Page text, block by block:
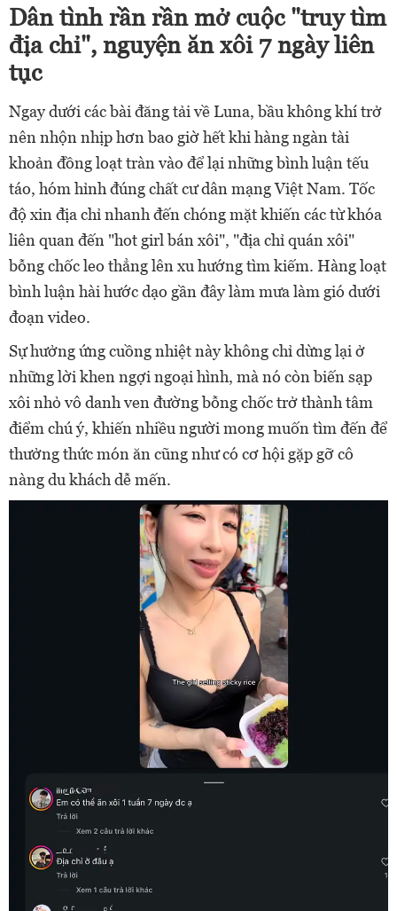
Dân tình rần rần mở cuộc "truy tìm
địa chỉ", nguyện ăn xôi 7 ngày liên
tục
Ngay dưới các bài đăng tải về Luna, bầu không khí trở
nên nhộn nhịp hơn bao giờ hết khi hàng ngàn tài
khoản đồng loạt tràn vào để lại những bình luận tếu
táo, hóm hỉnh đúng chất cư dân mạng Việt Nam. Tốc
độ xin địa chỉ nhanh đến chóng mặt khiến các từ khóa
liên quan đến "hot girl bán xôi", "địa chỉ quán xôi"
bỗng chốc leo thẳng lên xu hướng tìm kiếm. Hàng loạt
bình luận hài hước dạo gần đây làm mưa làm gió dưới
đoạn video.
Sự hưởng ứng cuồng nhiệt này không chỉ dừng lại ở
những lời khen ngợi ngoại hình, mà nó còn biến sạp
xôi nhỏ vô danh ven đường bỗng chốc trở thành tâm
điểm chú ý, khiến nhiều người mong muốn tìm đến để
thưởng thức món ăn cũng như có cơ hội gặp gỡ cô
nàng du khách dễ mến.